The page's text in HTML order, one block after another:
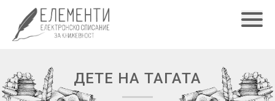
ДЕТЕ НА ТАГАТА